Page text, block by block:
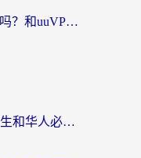
海外党必看：云极VPN好用吗？和uuVPN对比哪个回国效果更好？附真实体验+避坑指南
海外如何看CBA直播？留学生和华人必看的无卡顿观赛指南